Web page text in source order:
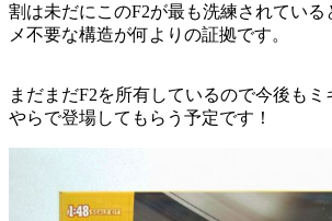
割は未だにこのF2が最も洗練されている
メ不要な構造が何よりの証拠です。
まだまだF2を所有しているので今後も
やらで登場してもらう予定です！